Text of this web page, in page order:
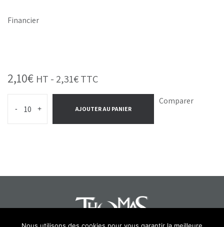
Financier
2,10€ HT - 2,31€TTC
- + AJOUTER AU PANIER
Comparer